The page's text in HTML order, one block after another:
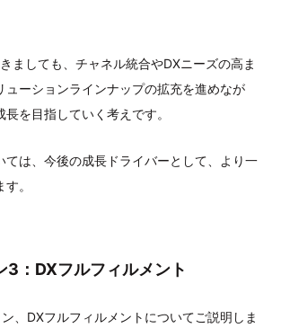
ましても、チャネル統合やDXニーズの高ま
ューションラインナップの拡充を進めなが
を目指していく考えです。
ては、今後の成長ドライバーとして、より一
。
3：DXフルフィルメント
、DXフルフィルメントについてご説明しま